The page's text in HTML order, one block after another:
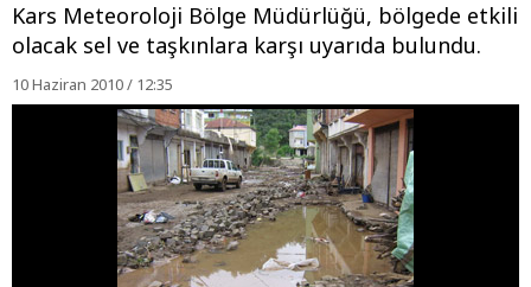
Kars Meteoroloji Bölge Müdürlüğü, bölgede etkili
olacak sel ve taşkınlara karşı uyarıda bulundu.
10 Haziran 2010 / 12:35